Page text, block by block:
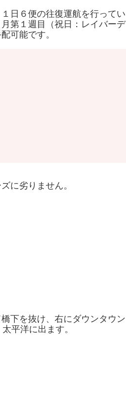
日６便の往復運航を行ってい
第１週目（祝日：レイバーデ
可能です。
に劣りません。
下を抜け、右にダウンタウン
平洋に出ます。